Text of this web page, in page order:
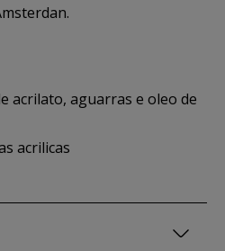
acrilato, aguarras e oleo de
acrilicas